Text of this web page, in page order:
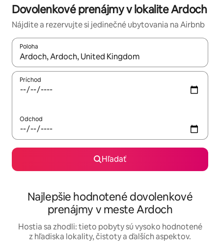
Dovolenkové prenájmy v lokalite Ardoch
Nájdite a rezervujte si jedinečné ubytovania na Airbnb
Poloha
Keď budú výsledky k dispozícii, môžete si ich prechádzať
Príchod
Odchod
Hľadať
Najlepšie hodnotené dovolenkové
prenájmy v meste Ardoch
Hostia sa zhodli: tieto pobyty sú vysoko hodnotené
z hľadiska lokality, čistoty a ďalších aspektov.